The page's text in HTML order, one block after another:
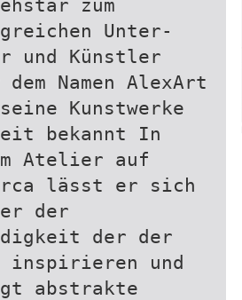
zum
Unter-
und Künstler
Namen AlexArt
Kunstwerke
bekannt In
Atelier auf
lässt er sich
der
der der
inspirieren und
abstrakte